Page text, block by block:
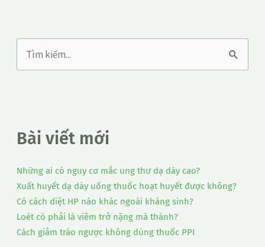
:
Bài viết mới
Những ai có nguy cơ mắc ung thư dạ dày cao?
Xuất huyết dạ dày uống thuốc hoạt huyết được không?
Có cách diệt HP nào khác ngoài kháng sinh?
Loét có phải là viêm trở nặng mà thành?
Cách giảm trào ngược không dùng thuốc PPI